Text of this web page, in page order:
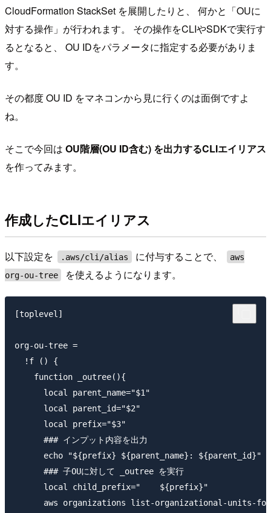
CloudFormation StackSet を展開したりと、 何かと「OUに
対する操作」が行われます。 その操作をCLIやSDKで実行す
るとなると、 OU IDをパラメータに指定する必要がありま
す。
その都度 OU ID をマネコンから見に行くのは面倒ですよ
ね。
そこで今回は OU階層(OU ID含む) を出力するCLIエイリアス
を作ってみます。
作成したCLIエイリアス
以下設定を .aws/cli/alias に付与することで、
aws
org-ou-tree
を使えるようになります。
[toplevel]
org-ou-tree =
  !f () {
    function _outree(){
      local parent_name="$1"
      local parent_id="$2"
      local prefix="$3"
      ### インプット内容を出力
      echo "${prefix} ${parent_name}: ${parent_id}"
      ### 子OUに対して _outree を実行
      local child_prefix="    ${prefix}"
aws organizations list-organizational-units-